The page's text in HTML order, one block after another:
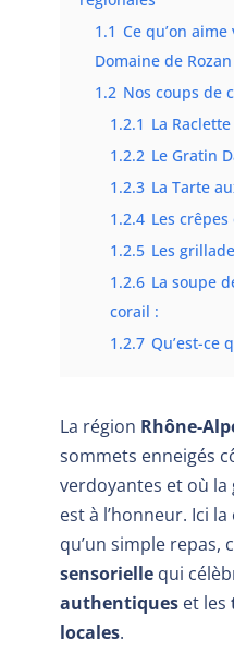
1.1 Ce qu’on
Domaine de Rozan
1.2 Nos coups de
1.2.1 La Raclette
1.2.2 Le Gratin
1.2.3 La Tarte
1.2.4 Les
1.2.5 Les
1.2.6 La soupe
corail :
1.2.7 Qu’est-ce
La région Rhône-
sommets enneigés
verdoyantes et où
est à l’honneur. Ici
qu’un simple repas,
sensoriellequi
authentiqueset les
locales.